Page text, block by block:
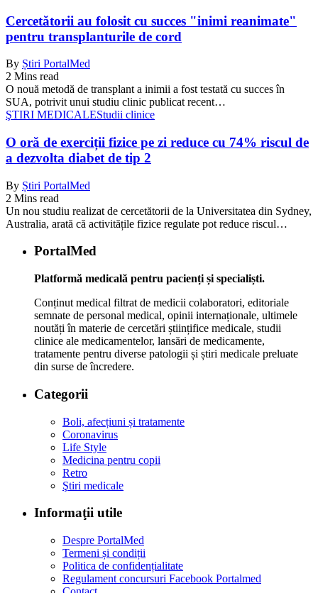
Cercetătorii au folosit cu succes "inimi reanimate"
pentru transplanturile de cord
By Știri PortalMed
2 Mins read
O nouă metodă de transplant a inimii a fost testată cu succes în
SUA, potrivit unui studiu clinic publicat recent…
ŞTIRI MEDICALEStudii clinice
O oră de exerciții fizice pe zi reduce cu 74% riscul de
a dezvolta diabet de tip 2
By Știri PortalMed
2 Mins read
Un nou studiu realizat de cercetătorii de la Universitatea din Sydney,
Australia, arată că activitățile fizice regulate pot reduce riscul…
PortalMed
Platformă medicală pentru pacienți și specialiști.
Conținut medical filtrat de medicii colaboratori, editoriale
semnate de personal medical, opinii internaționale, ultimele
noutăți în materie de cercetări științifice medicale, studii
clinice ale medicamentelor, lansări de medicamente,
tratamente pentru diverse patologii și știri medicale preluate
din surse de încredere.
Categorii
Boli, afecțiuni și tratamente
Coronavirus
Life Style
Medicina pentru copii
Retro
Ştiri medicale
Informaţii utile
Despre PortalMed
Termeni și condiții
Politica de confidențialitate
Regulament concursuri Facebook Portalmed